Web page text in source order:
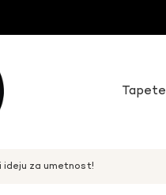
Tapete
ideju za umetnost!